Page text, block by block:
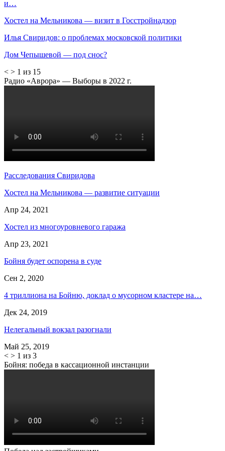
и…
Хостел на Мельникова — визит в Госстройнадзор
Илья Свиридов: о проблемах московской политики
Дом Чепышевой — под снос?
< > 1 из 15
Радио «Аврора» — Выборы в 2022 г.
Расследования Свиридова
Хостел на Мельникова — развитие ситуации
Апр 24, 2021
Хостел из многоуровневого гаража
Апр 23, 2021
Бойня будет оспорена в суде
Сен 2, 2020
4 триллиона на Бойню, доклад о мусорном кластере на…
Дек 24, 2019
Нелегальный вокзал разогнали
Май 25, 2019
< > 1 из 3
Бойня: победа в кассационной инстанции